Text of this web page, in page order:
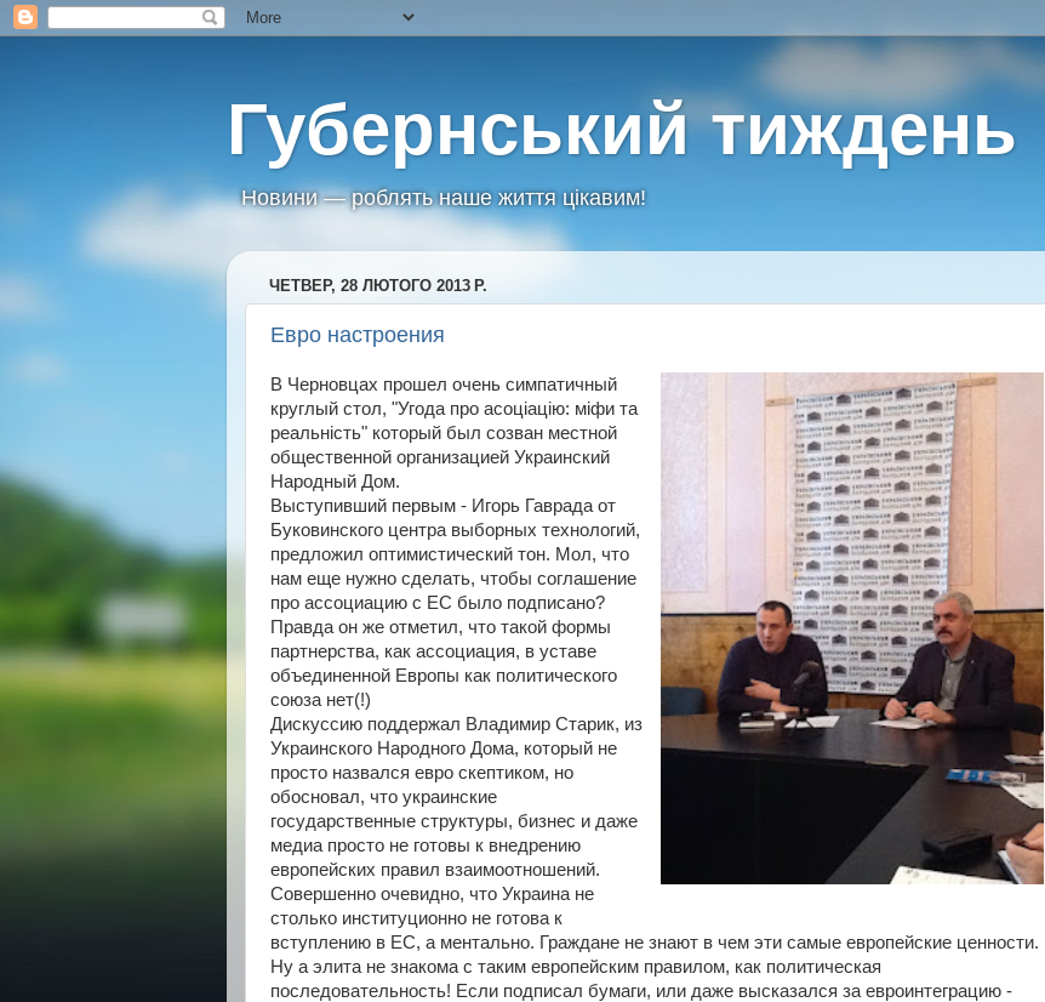
Губернський тиждень
Новини — роблять наше життя цікавим!
ЧЕТВЕР, 28 ЛЮТОГО 2013 Р.
Евро настроения
В Черновцах прошел очень симпатичный
круглый стол, "Угода про асоцiацiю: мiфи та
реальнiсть" который был созван местной
общественной организацией Украинский
Народный Дом.
Выступивший первым - Игорь Гаврада от
Буковинского центра выборных технологий,
предложил оптимистический тон. Мол, что
нам еще нужно сделать, чтобы соглашение
про ассоциацию с ЕС было подписано?
Правда он же отметил, что такой формы
партнерства, как ассоциация, в уставе
объединенной Европы как политического
союза нет(!)
Дискуссию поддержал Владимир Старик, из
Украинского Народного Дома, который не
просто назвался евро скептиком, но
обосновал, что украинские
государственные структуры, бизнес и даже
медиа просто не готовы к внедрению
европейских правил взаимоотношений.
Совершенно очевидно, что Украина не
столько институционно не готова к
вступлению в ЕС, а ментально. Граждане не знают в чем эти самые европейские ценности.
Ну а элита не знакома с таким европейским правилом, как политическая
последовательность! Если подписал бумаги, или даже высказался за евроинтеграцию -